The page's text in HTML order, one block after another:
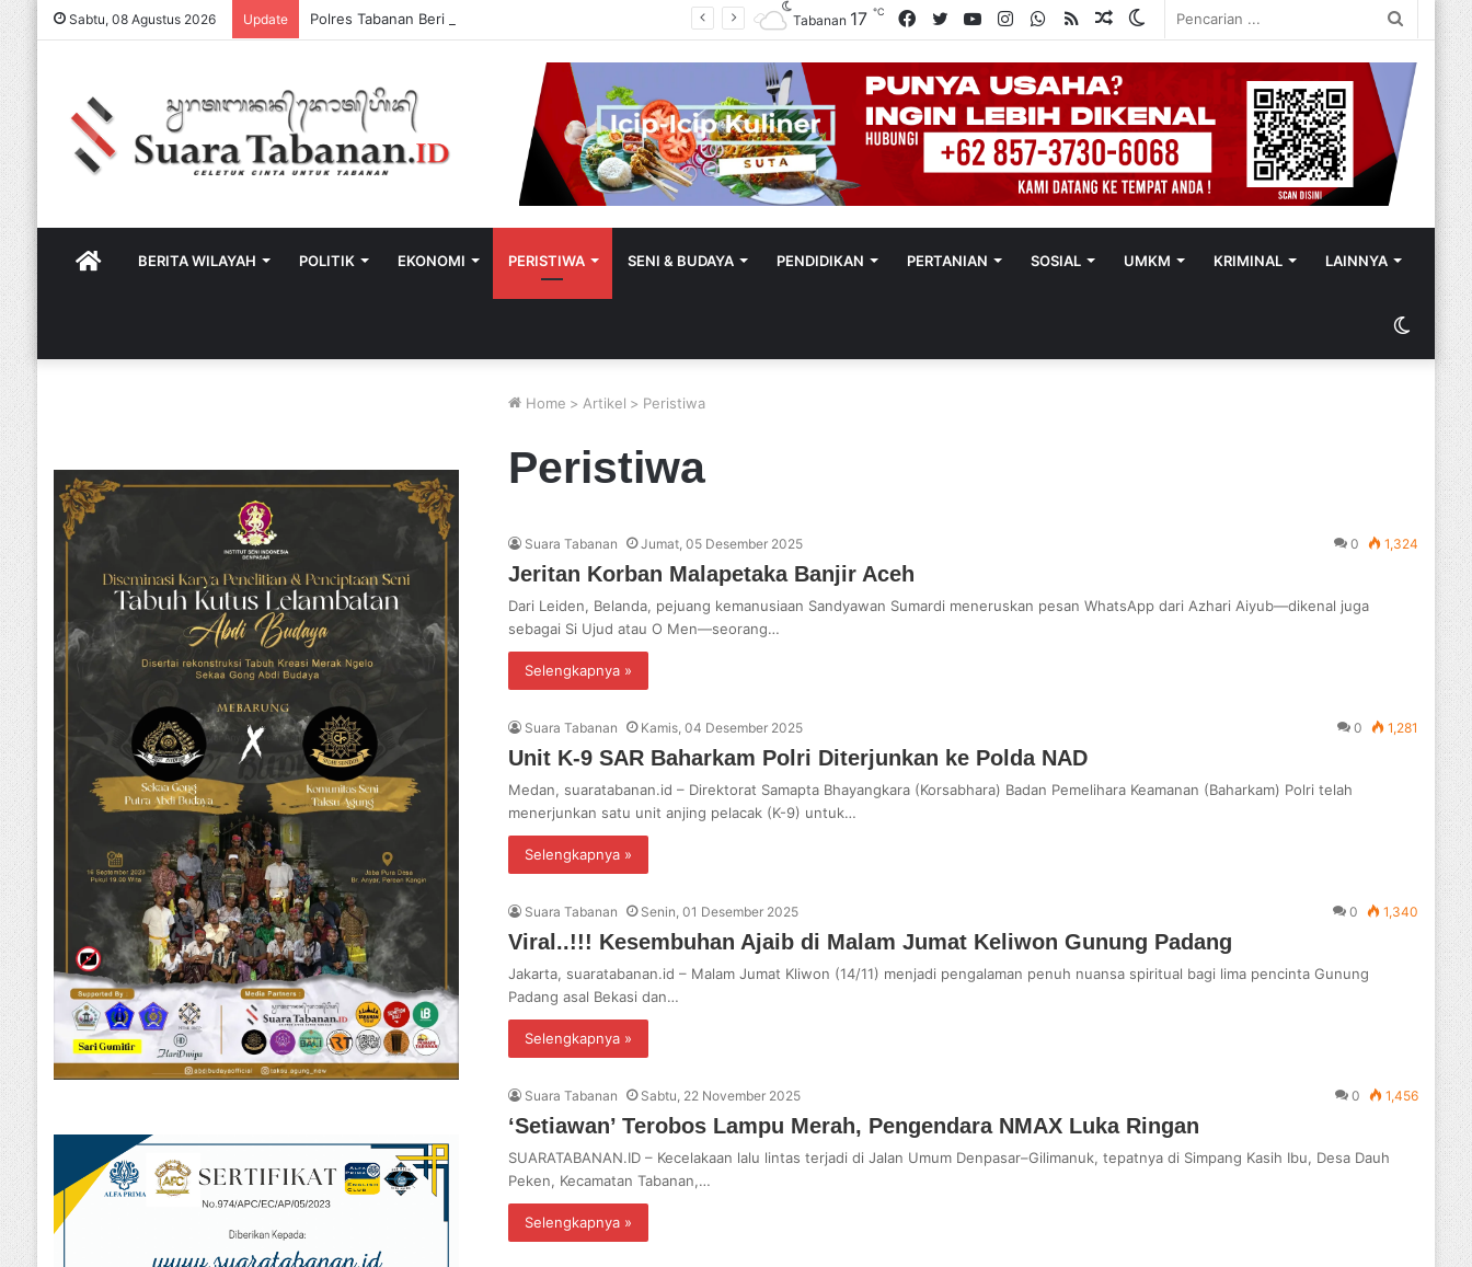
Sabtu, 08 Agustus 2026 Update
Switch
Random
RSS
WhatsApp
Instagram
YouTube
Twitter
Facebook
Tabanan 17℃
HOMEBERITA WILAYAH POLITIK EKONOMI PERISTIWA SENI & BUDAYA PENDIDIKAN PERTANIAN SOSIAL UMKM KRIMINAL LAINNYA
Switch
skin
Home > Artikel > Peristiwa
Peristiwa
Suara Tabanan Jumat, 05 Desember 2025 0 1,324
Jeritan Korban Malapetaka Banjir Aceh
Dari Leiden, Belanda, pejuang kemanusiaan Sandyawan Sumardi meneruskan pesan WhatsApp dari Azhari Aiyub—dikenal juga
sebagai Si Ujud atau O Men—seorang…
Selengkapnya »
Suara Tabanan Kamis, 04 Desember 2025 0 1,281
Unit K-9 SAR Baharkam Polri Diterjunkan ke Polda NAD
Medan, suaratabanan.id – Direktorat Samapta Bhayangkara (Korsabhara) Badan Pemelihara Keamanan (Baharkam) Polri telah
menerjunkan satu unit anjing pelacak (K-9) untuk…
Selengkapnya »
Suara Tabanan Senin, 01 Desember 2025 0 1,340
Viral..!!! Kesembuhan Ajaib di Malam Jumat Keliwon Gunung Padang
Jakarta, suaratabanan.id – Malam Jumat Kliwon (14/11) menjadi pengalaman penuh nuansa spiritual bagi lima pencinta Gunung
Padang asal Bekasi dan…
Selengkapnya »
Suara Tabanan Sabtu, 22 November 2025 0 1,456
‘Setiawan’ Terobos Lampu Merah, Pengendara NMAX Luka Ringan
SUARATABANAN.ID – Kecelakaan lalu lintas terjadi di Jalan Umum Denpasar–Gilimanuk, tepatnya di Simpang Kasih Ibu, Desa Dauh
Peken, Kecamatan Tabanan,…
Selengkapnya »